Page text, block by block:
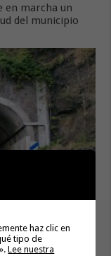
en marcha un
del municipio
haz clic en
tipo de
Lee nuestra